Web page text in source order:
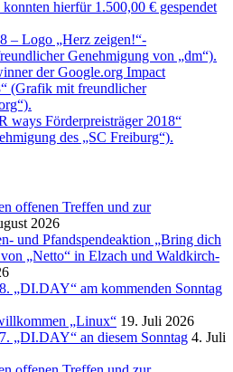
offenen Treffen und zur
2026
und Pfandspendeaktion „Bring dich
„Netto“ in Elzach und Waldkirch-
„DI.DAY“ am kommenden Sonntag
„Linux“ 19. Juli 2026
„DI.DAY“ an diesem Sonntag 4. Juli